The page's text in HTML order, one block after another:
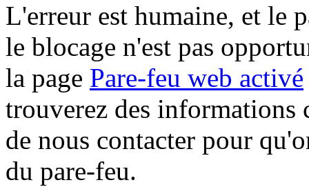
L'erreur est humaine, et le
le blocage n'est pas
la page Pare-feu web activé
trouverez des informations
de nous contacter pour
du pare-feu.